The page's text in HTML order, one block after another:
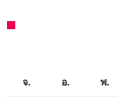
จ. อ. พ.